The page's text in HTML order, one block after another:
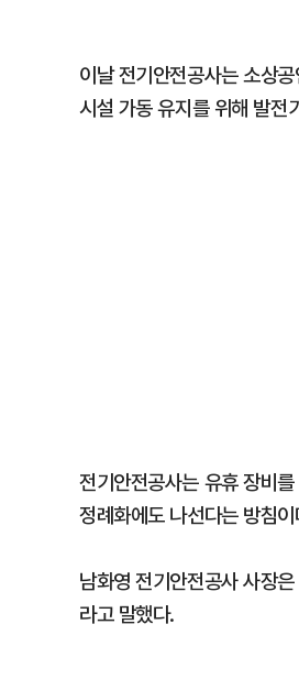
이날 전기안전공사는 소상
시설 가동 유지를 위해 발전
전기안전공사는 유휴 장비
정례화에도 나선다는 방침
남화영 전기안전공사 사장
라고 말했다.